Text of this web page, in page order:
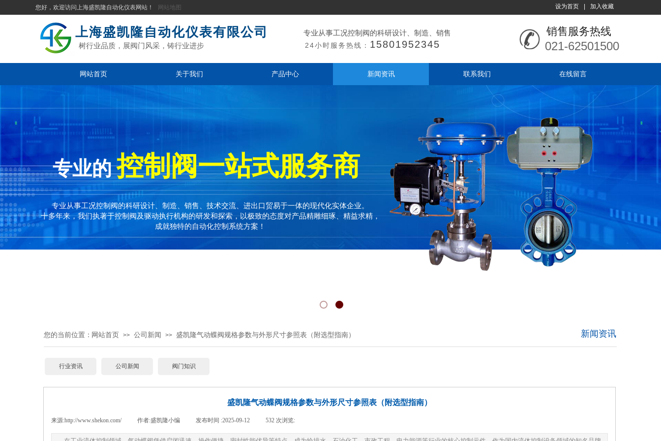
您好，欢迎访问上海盛凯隆自动化仪表网站！ 网站地图 设为首页 加入收藏
上海盛凯隆自动化仪表有限公司 销售服务热线
专业从事工况控制阀的科研设计、制造、销售
24小时服务热线： 15801952345 021-62501500
树行业品质，展阀门风采，铸行业进步
网站首页 关于我们 产品中心 新闻资讯 联系我们 在线留言
专业的控制阀一站式服务商
专业从事工况控制阀的科研设计、制造、销售、技术交流、进出口贸易于一体的现代化实体企业。
十多年来，我们执著于控制阀及驱动执行机构的研发和探索，以极致的态度对产品精雕细琢、精益求精，
成就独特的自动化控制系统方案！
网站首页 >> 公司新闻 >> 盛凯隆气动蝶阀规格参数与外形尺寸参照表（附选型指南）
您的当前位置： 新闻资讯
行业资讯 公司新闻 阀门知识
盛凯隆气动蝶阀规格参数与外形尺寸参照表（附选型指南）
来源:http://www.shekon.com/ 作者:盛凯隆小编 发布时间 :2025-09-12 532 次浏览: